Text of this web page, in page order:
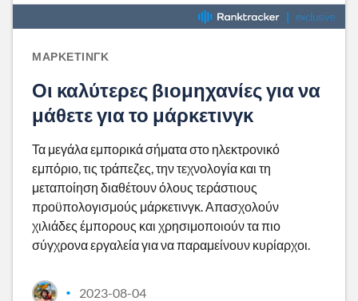
ΜΆΡΚΕΤΙΝΓΚ
Οι καλύτερες βιομηχανίες για να
μάθετε για το μάρκετινγκ
Τα μεγάλα εμπορικά σήματα στο ηλεκτρονικό
εμπόριο, τις τράπεζες, την τεχνολογία και τη
μεταποίηση διαθέτουν όλους τεράστιους
προϋπολογισμούς μάρκετινγκ. Απασχολούν
χιλιάδες έμπορους και χρησιμοποιούν τα πιο
σύγχρονα εργαλεία για να παραμείνουν κυρίαρχοι.
• 2023-08-04